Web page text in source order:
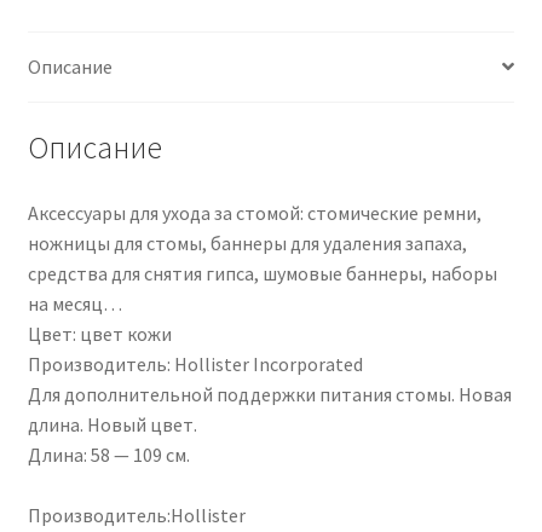
cm)
7300
09297869
Описание
Описание
Аксессуары для ухода за стомой: стомические ремни,
ножницы для стомы, баннеры для удаления запаха,
средства для снятия гипса, шумовые баннеры, наборы
на месяц…
Цвет: цвет кожи
Производитель: Hollister Incorporated
Для дополнительной поддержки питания стомы. Новая
длина. Новый цвет.
Длина: 58 — 109 см.
Производитель:Hollister